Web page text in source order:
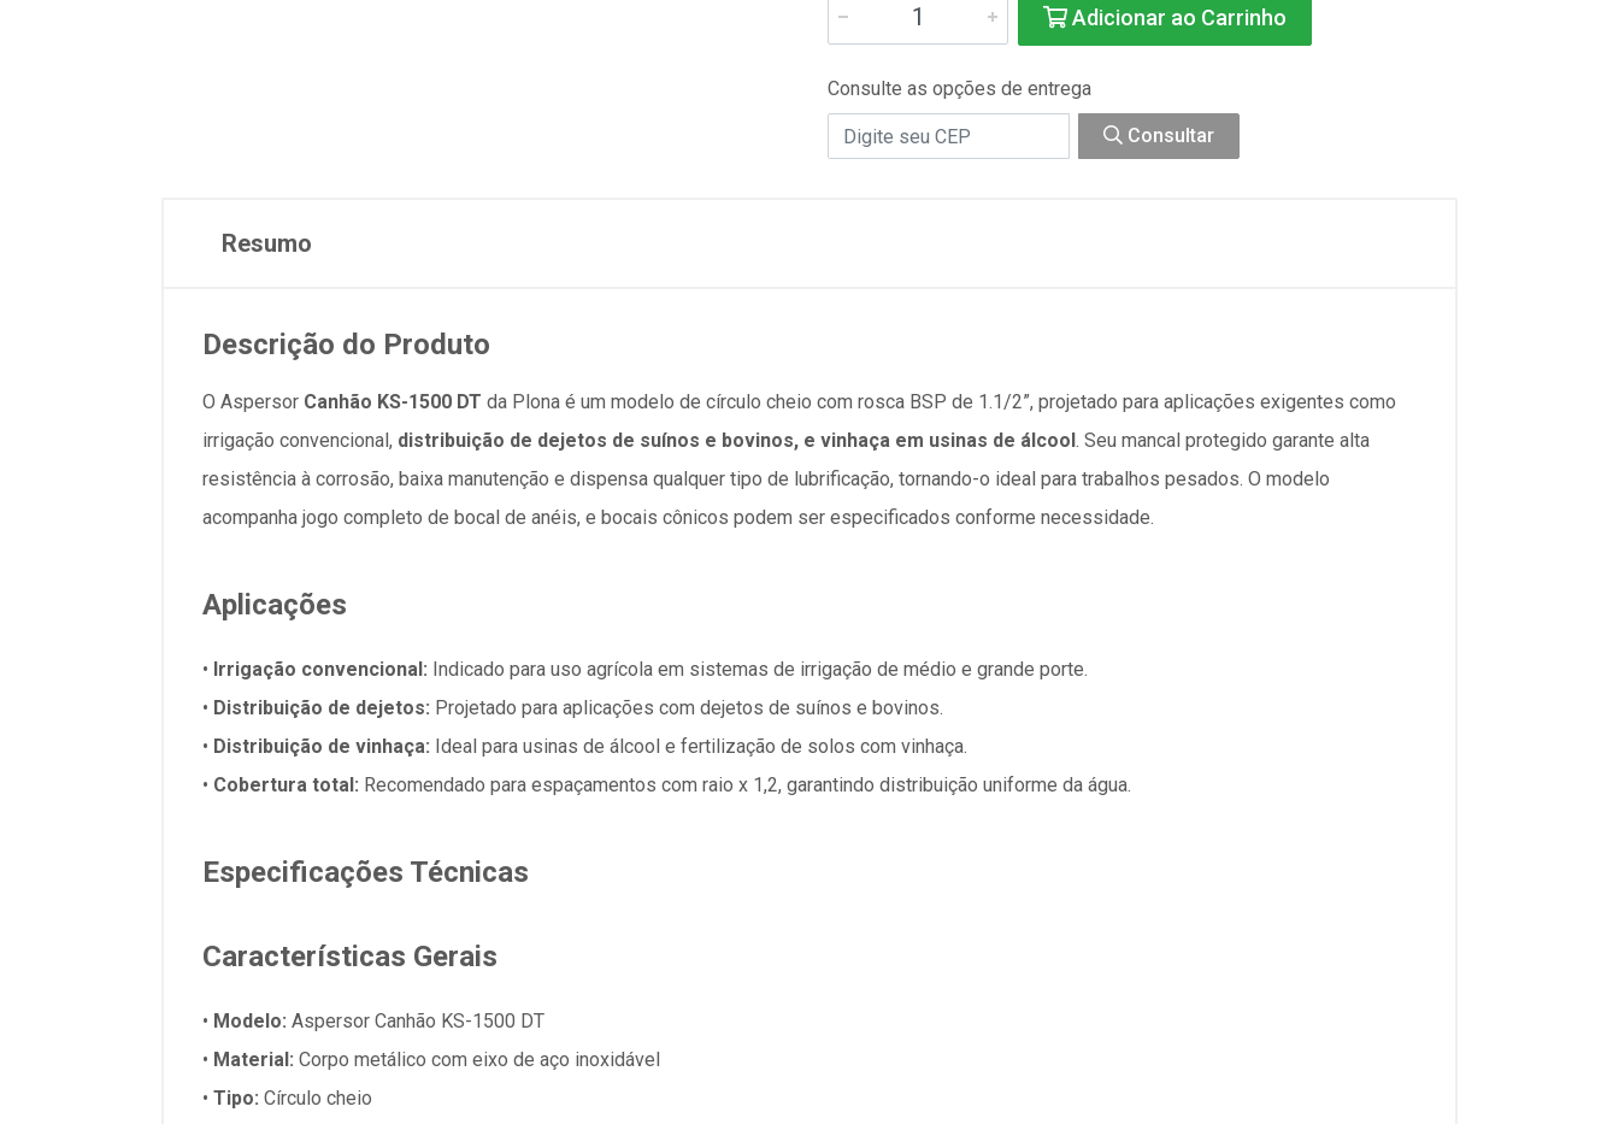
Adicionar ao Carrinho
Consulte as opções de entrega
Consultar
Resumo
Descrição do Produto
O Aspersor Canhão KS-1500 DT da Plona é um modelo de círculo cheio com rosca BSP de 1.1/2”, projetado para aplicações exigentes como
irrigação convencional, distribuição de dejetos de suínos e bovinos, e vinhaça em usinas de álcool. Seu mancal protegido garante alta
resistência à corrosão, baixa manutenção e dispensa qualquer tipo de lubrificação, tornando-o ideal para trabalhos pesados. O modelo
acompanha jogo completo de bocal de anéis, e bocais cônicos podem ser especificados conforme necessidade.
Aplicações
• Irrigação convencional: Indicado para uso agrícola em sistemas de irrigação de médio e grande porte.
• Distribuição de dejetos: Projetado para aplicações com dejetos de suínos e bovinos.
• Distribuição de vinhaça: Ideal para usinas de álcool e fertilização de solos com vinhaça.
• Cobertura total: Recomendado para espaçamentos com raio x 1,2, garantindo distribuição uniforme da água.
Especificações Técnicas
Características Gerais
• Modelo: Aspersor Canhão KS-1500 DT
• Material: Corpo metálico com eixo de aço inoxidável
• Tipo: Círculo cheio